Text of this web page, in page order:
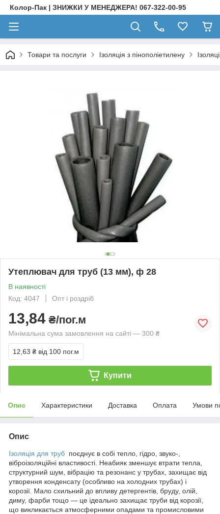
Колор-Пак | ЗНИЖКИ У МЕНЕДЖЕРА! 067-322-00-95
Товари та послуги Ізоляція з пінополіетилену
Утеплювач для труб (13 мм), ф 28
В наявності
Код: 4047
Опт і роздріб
13,84 ₴/пог.м
Мінімальна сума замовлення на сайті — 300 ₴
12,63 ₴ від 100 пог.м
Купити
Опис Характеристики Доставка Оплата Умови
Опис
Ізоляція для труб поєднує в собі тепло, гідро, звуко-,
віброізоляційні властивості. Неабияк зменшує втрати тепла,
структурний шум, вібрацію та резонанс у трубах, захищає від
утворення конденсату (особливо на холодних трубах) і
корозії. Мало схильний до впливу детергентів, бруду, олій,
диму, фарби тощо — це ідеально захищає труби від корозії,
що викликається атмосферними опадами та промисловими